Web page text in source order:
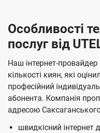
Особливості
послуг від
Наш інтернет-
кількості киян, які
професійний
абонента. Компанія
адресою
швидкісний інтернет